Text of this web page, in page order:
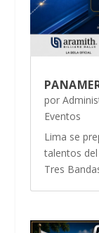
por
Eventos
Lima se
talentos
Tres